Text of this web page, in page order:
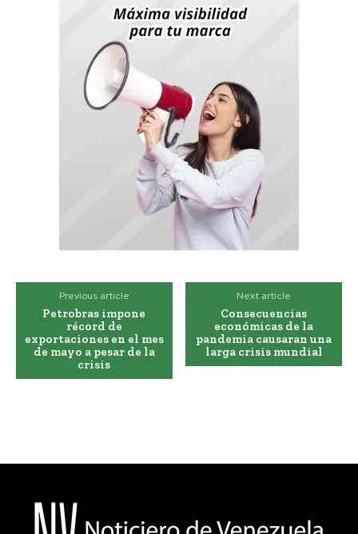
Previous article
Petrobras impone
récord de
exportaciones en el mes
de mayo a pesar de la
crisis
Next article
Consecuencias
económicas de la
pandemia causaran una
larga crisis mundial